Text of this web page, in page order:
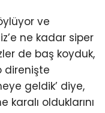
ve
ne kadar siper
de baş koyduk,
direnişte
geldik’ diye,
olduklarını